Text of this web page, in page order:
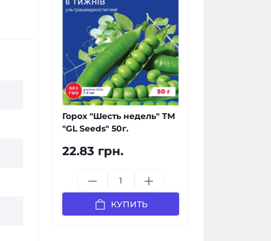
Горох "Шесть недель" ТМ
"GL Seeds" 50г.
22.83 грн.
КУПИТЬ